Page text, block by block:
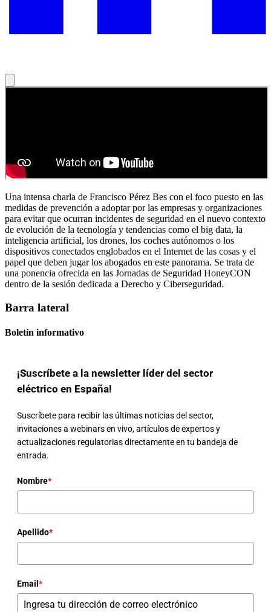
Una intensa charla de Francisco Pérez Bes con el foco puesto en las
medidas de prevención a adoptar por las empresas y organizaciones
para evitar que ocurran incidentes de seguridad en el nuevo contexto
de evolución de la tecnología y tendencias como el big data, la
inteligencia artificial, los drones, los coches autónomos o los
dispositivos conectados englobados en el Internet de las cosas y el
papel que deben jugar los abogados en este panorama. Se trata de
una ponencia ofrecida en las Jornadas de Seguridad HoneyCON
dentro de la sesión dedicada a Derecho y Ciberseguridad.
Barra lateral
Boletín informativo
¡Suscríbete a la newsletter líder del sector
eléctrico en España!
Suscríbete para recibir las últimas noticias del sector,
invitaciones a webinars en vivo, artículos de expertos y
actualizaciones regulatorias directamente en tu bandeja de
entrada.
Nombre*
Apellido*
Email *